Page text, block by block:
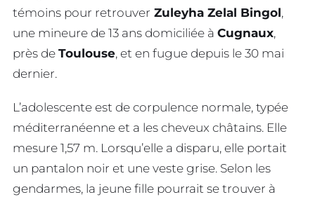
témoins pour retrouver Zuleyha Zelal Bingol,
une mineure de 13 ans domiciliée à Cugnaux,
près de Toulouse, et en fugue depuis le 30 mai
dernier.
L’adolescente est de corpulence normale, typée
méditerranéenne et a les cheveux châtains. Elle
mesure 1,57 m. Lorsqu’elle a disparu, elle portait
un pantalon noir et une veste grise. Selon les
gendarmes, la jeune fille pourrait se trouver à